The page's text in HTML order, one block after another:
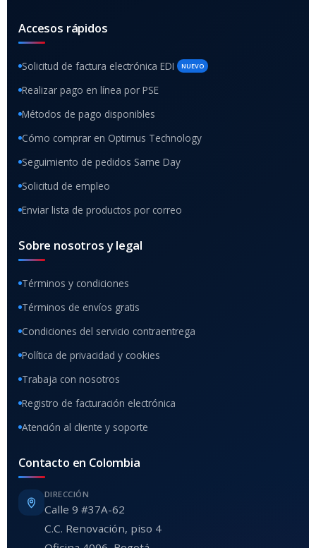
Accesos rápidos
Solicitud de factura electrónica EDI NUEVO
Realizar pago en línea por PSE
Métodos de pago disponibles
Cómo comprar en Optimus Technology
Seguimiento de pedidos Same Day
Solicitud de empleo
Enviar lista de productos por correo
Sobre nosotros y legal
Términos y condiciones
Términos de envíos gratis
Condiciones del servicio contraentrega
Política de privacidad y cookies
Trabaja con nosotros
Registro de facturación electrónica
Atención al cliente y soporte
Contacto en Colombia
DIRECCIÓN
Calle 9 #37A-62
C.C. Renovación, piso 4